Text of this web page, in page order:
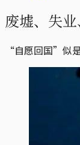
废墟、失
“自愿回国”似